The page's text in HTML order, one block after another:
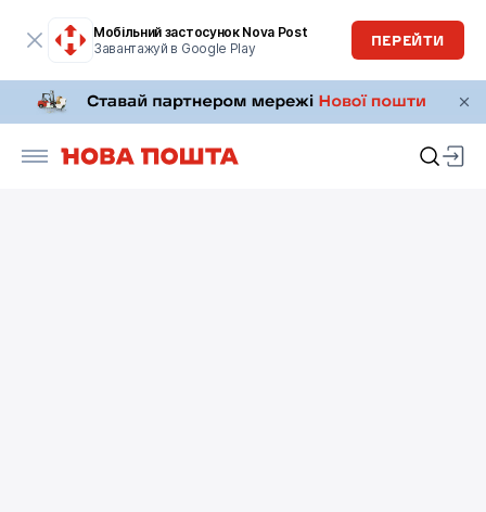
Мобільний застосунок Nova Post
Завантажуй в Google Play
ПЕРЕЙТИ